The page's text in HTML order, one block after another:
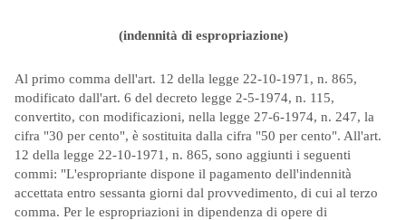
(indennità di espropriazione)
Al primo comma dell'art. 12 della legge 22-10-1971, n. 865,
modificato dall'art. 6 del decreto legge 2-5-1974, n. 115,
convertito, con modificazioni, nella legge 27-6-1974, n. 247, la
cifra "30 per cento", è sostituita dalla cifra "50 per cento". All'art.
12 della legge 22-10-1971, n. 865, sono aggiunti i seguenti
commi: "L'espropriante dispone il pagamento dell'indennità
accettata entro sessanta giorni dal provvedimento, di cui al terzo
comma. Per le espropriazioni in dipendenza di opere di